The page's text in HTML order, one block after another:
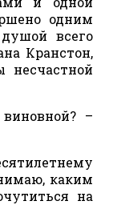
одним
всего
Кранстон,
несчастной
–
каким
на